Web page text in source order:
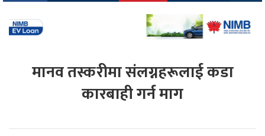
मानव तस्करीमा संलग्नहरूलाई कडा
कारबाही गर्न माग